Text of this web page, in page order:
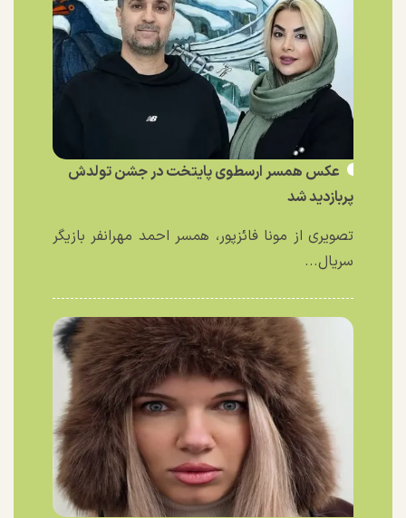
عکس همسر ارسطوی پایتخت در جشن تولدش
پربازدید شد
تصویری از مونا فائزپور، همسر احمد مهرانفر بازیگر
سریال...